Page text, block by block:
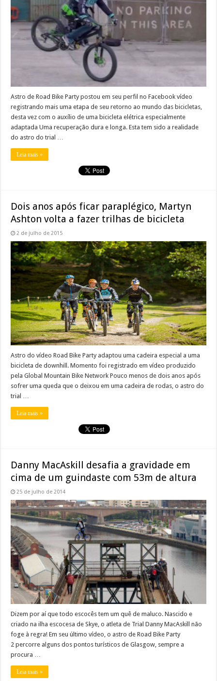
Astro de Road Bike Party postou em seu perfil no Facebook vídeo
registrando mais uma etapa de seu retorno ao mundo das bicicletas,
desta vez com o auxílio de uma bicicleta elétrica especialmente
adaptada Uma recuperação dura e longa. Esta tem sido a realidade
do astro do trial …
Leia mais »
Dois anos após ficar paraplégico, Martyn
Ashton volta a fazer trilhas de bicicleta
2 de julho de 2015
Astro do vídeo Road Bike Party adaptou uma cadeira especial a uma
bicicleta de downhill. Momento foi registrado em vídeo produzido
pela Global Mountain Bike Network Pouco menos de dois anos após
sofrer uma queda que o deixou em uma cadeira de rodas, o astro do
trial …
Leia mais »
Danny MacAskill desafia a gravidade em
cima de um guindaste com 53m de altura
25 de julho de 2014
Dizem por aí que todo escocês tem um quê de maluco. Nascido e
criado na ilha escocesa de Skye, o atleta de Trial Danny MacAskill não
foge à regra! Em seu último vídeo, o astro de Road Bike Party
2 percorre alguns dos pontos turísticos de Glasgow, sempre a
procura …
Leia mais »